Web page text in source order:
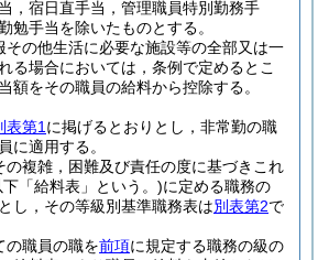
，宿日直手当，管理職員特別勤務手
勉手当を除いたものとする。
その他生活に必要な施設等の全部又は一
る場合においては，条例で定めるとこ
額をその職員の給料から控除する。
表第1 に掲げるとおりとし，非常勤の職
に適用する。
の複雑，困難及び責任の度に基づきこれ
「給料表」という。)に定める職務の
し，その等級別基準職務表は別表第2で
の職員の職を前項に規定する職務の級の